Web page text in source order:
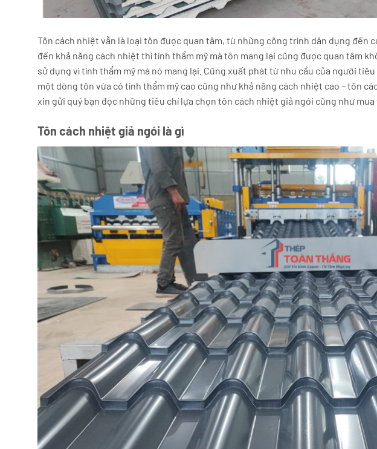
Tôn cách nhiệt vẫn là loại tôn được quan tâm, từ những công trình dân dụng đến
đến khả năng cách nhiệt thì tính thẩm mỹ mà tôn mang lại cũng được quan tâm
sử dụng vì tính thẩm mỹ mà nó mang lại. Cũng xuất phát từ nhu cầu của người
một dòng tôn vừa có tính thẩm mỹ cao cũng như khả năng cách nhiệt cao – tôn
xin gửi quý bạn đọc những tiêu chí lựa chọn tôn cách nhiệt giả ngói cũng như
Tôn cách nhiệt giả ngói là gì